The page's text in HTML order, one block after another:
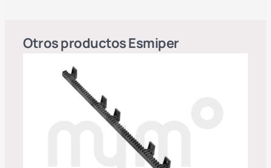
Otros productosEsmiper